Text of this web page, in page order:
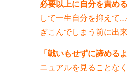
必要以上に自分を責め
して一生自分を抑えて
ぎこんでしまう前に出
「戦いもせずに諦める
ニュアルを見ることな